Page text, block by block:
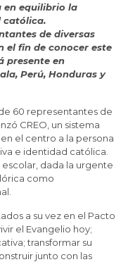
en equilibrio la
católica.
de diversas
el fin de conocer este
presente en
Perú, Honduras y
60 representantes de
CREO, un sistema
el centro a la persona
e identidad católica.
dada la urgente
como
a su vez en el Pacto
el Evangelio hoy;
transformar su
junto con las